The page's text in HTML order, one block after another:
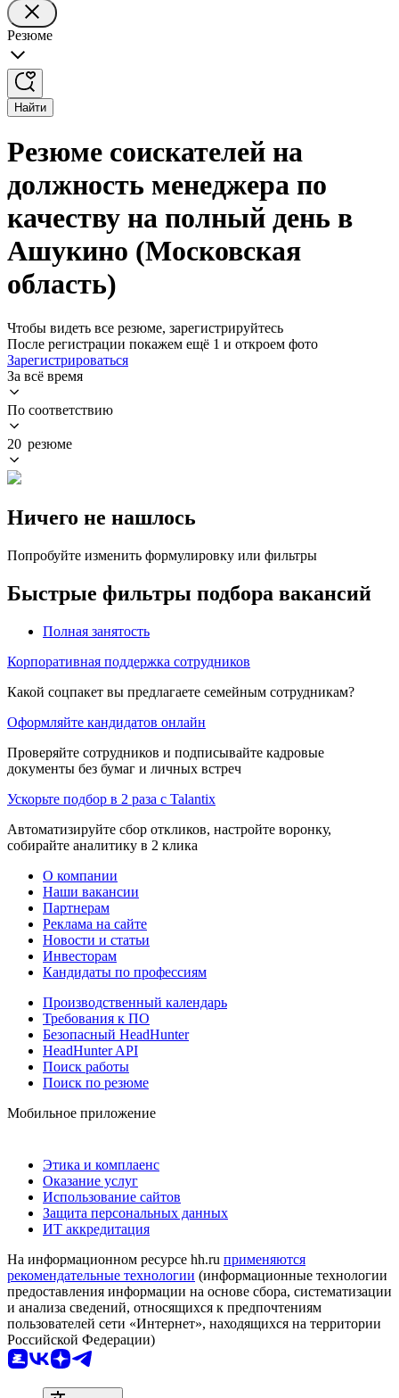
Резюме
Найти
Резюме соискателей на
должность менеджера по
качеству на полный день в
Ашукино (Московская
область)
Чтобы видеть все резюме, зарегистрируйтесь
После регистрации покажем ещё 1 и откроем фото
Зарегистрироваться
За всё время
По соответствию
20 резюме
Ничего не нашлось
Попробуйте изменить формулировку или фильтры
Быстрые фильтры подбора вакансий
Полная занятость
Корпоративная поддержка сотрудников
Какой соцпакет вы предлагаете семейным сотрудникам?
Оформляйте кандидатов онлайн
Проверяйте сотрудников и подписывайте кадровые
документы без бумаг и личных встреч
Ускорьте подбор в 2 раза с Talantix
Автоматизируйте сбор откликов, настройте воронку,
собирайте аналитику в 2 клика
О компании
Наши вакансии
Партнерам
Реклама на сайте
Новости и статьи
Инвесторам
Кандидаты по профессиям
Производственный календарь
Требования к ПО
Безопасный HeadHunter
HeadHunter API
Поиск работы
Поиск по резюме
Мобильное приложение
Этика и комплаенс
Оказание услуг
Использование сайтов
Защита персональных данных
ИТ аккредитация
На информационном ресурсе hh.ru применяются
рекомендательные технологии (информационные технологии
предоставления информации на основе сбора, систематизации
и анализа сведений, относящихся к предпочтениям
пользователей сети «Интернет», находящихся на территории
Российской Федерации)